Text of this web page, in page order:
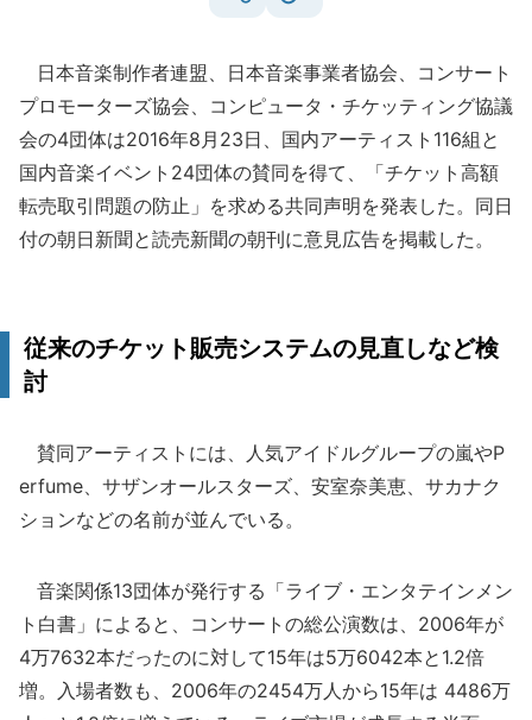
日本音楽制作者連盟、日本音楽事業者協会、コンサート
プロモーターズ協会、コンピュータ・チケッティング協議
会の4団体は2016年8月23日、国内アーティスト116組と
国内音楽イベント24団体の賛同を得て、「チケット高額
転売取引問題の防止」を求める共同声明を発表した。同日
付の朝日新聞と読売新聞の朝刊に意見広告を掲載した。
従来のチケット販売システムの見直しなど検
討
賛同アーティストには、人気アイドルグループの嵐やP
erfume、サザンオールスターズ、安室奈美恵、サカナク
ションなどの名前が並んでいる。
音楽関係13団体が発行する「ライブ・エンタテインメン
ト白書」によると、コンサートの総公演数は、2006年が
4万7632本だったのに対して15年は5万6042本と1.2倍
増。入場者数も、2006年の2454万人から15年は 4486万